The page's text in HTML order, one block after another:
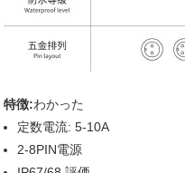
特徴:わかった
定数電流: 5-10A
2-8PIN電源